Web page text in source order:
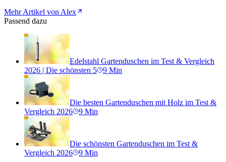
Mehr Artikel von Alex
Passend dazu
Edelstahl Gartenduschen im Test & Vergleich
2026 | Die schönsten 5
9 Min
Die besten Gartenduschen mit Holz im Test &
Vergleich 2026
9 Min
Die schönsten Gartenduschen im Test &
Vergleich 2026
9 Min